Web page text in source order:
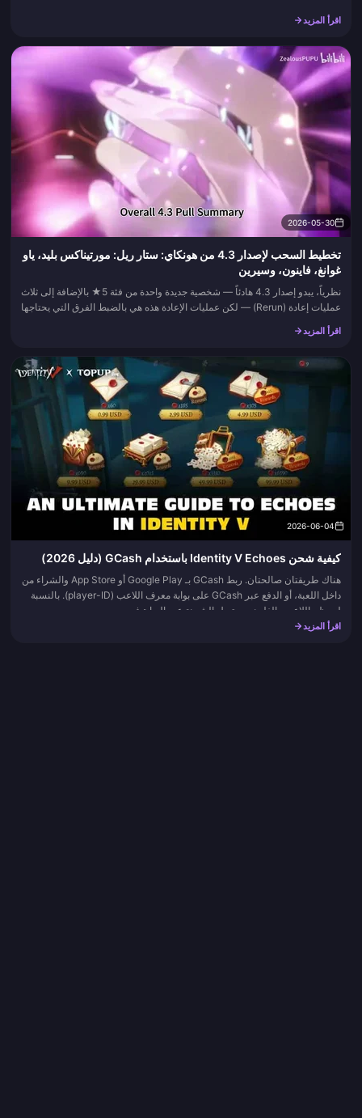
اقرأ المزيد
2026-05-30
تخطيط السحب لإصدار 4.3 من هونكاي: ستار ريل: مورتيناكس بليد، ياو
غوانغ، فاينون، وسيرين
نظرياً، يبدو إصدار 4.3 هادئاً — شخصية جديدة واحدة من فئة 5★ بالإضافة إلى ثلاث
عمليات إعادة (Rerun) — لكن عمليات الإعادة هذه هي بالضبط الفرق التي يحتاجها
اقرأ المزيد
2026-06-04
كيفية شحن Identity V Echoes باستخدام GCash (دليل 2026)
هناك طريقتان صالحتان. ربط GCash بـ Google Play أو App Store والشراء من
داخل اللعبة، أو الدفع عبر GCash على بوابة معرف اللاعب (player-ID). بالنسبة
لمعظم اللاعبين الفلبينيين، تصل الشحنة عبر البوابة ف...
اقرأ المزيد